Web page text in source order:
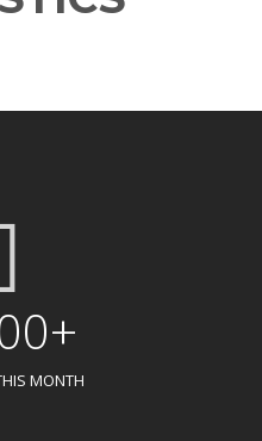
MONTH